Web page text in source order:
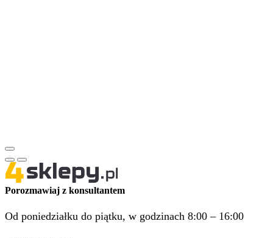
Porozmawiaj z konsultantem
Od poniedziałku do piątku, w godzinach 8:00 – 16:00